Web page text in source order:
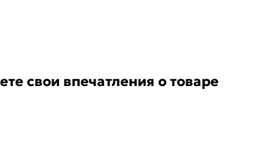
свои впечатления о товаре